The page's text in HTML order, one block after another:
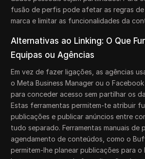
fusão de perfis pode afetar as regras
marca e limitar as funcionalidades da
Alternativas ao Linking: O Que
Equipas ou Agências
Em vez de fazer ligações, as agências
o Meta Business Manager ou o
para conceder acesso sem partilhar os
Estas ferramentas permitem-te atribuir
publicações e publicar anúncios entre
tudo separado. Ferramentas manuais de
agendamento de conteúdos, como o
permitem-lhe planear publicações para o